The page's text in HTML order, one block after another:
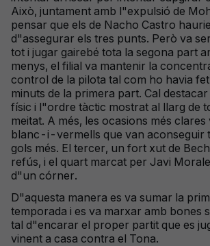
Això, juntament amb l"expulsió de
pensar que els de Nacho Castro
d"assegurar els tres punts. Però va
tot i jugar gairebé tota la segona part
menys, el filial va mantenir la
control de la pilota tal com ho havia
minuts de la primera part. Cal
físic i l"ordre tàctic mostrat al llarg de
meitat. A més, les ocasions més clares
blanc-i-vermells que van aconseguir
gols més. El tercer, un fort xut de
refús, i el quart marcat per Javi
d"un córner.
D"aquesta manera es va sumar la
temporada i es va marxar amb bones
tal d"encarar el proper partit que es
vinent a casa contra el Tona.